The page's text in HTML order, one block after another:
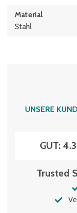
Material
Stahl
UNSERE
GUT:
Trusted